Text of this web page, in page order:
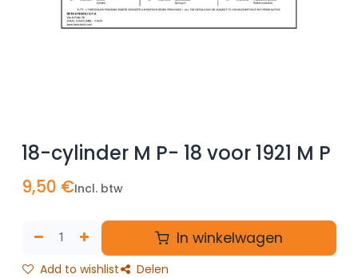
18-cylinder M P- 18 voor 1921 M P
9,50 €Incl. btw
In winkelwagen
Add to wishlist Delen